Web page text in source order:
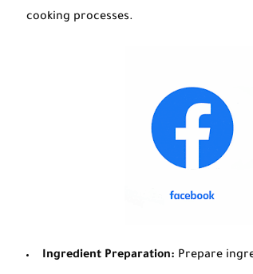
cooking processes.
Ingredient Preparation: Prepare